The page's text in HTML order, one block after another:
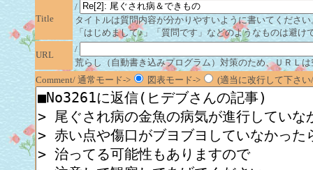
Title
/
タイトルは質問内容が分かりやすいように書いてください
「はじめまして♪」「質問です」などのようなものは避け
URL
/
荒らし（自動書き込みプログラム）対策のため、ＵＲＬ
Comment/ 通常モード->
図表モード-> (適当に改行して下さ